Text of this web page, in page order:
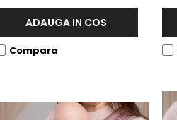
ADAUGA IN COS
Compara